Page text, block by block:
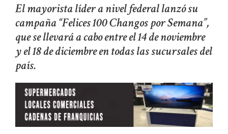
El mayorista líder a nivel federal lanzó su
campaña “Felices 100 Changos por Semana”,
que se llevará a cabo entre el 14 de noviembre
y el 18 de diciembre en todas las sucursales del
país.